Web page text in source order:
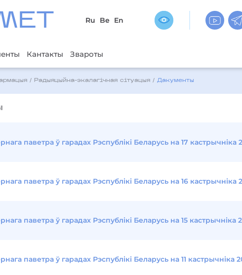
Ru Be En
Кантакты Звароты
/ Радыяцыйна-экалагічная сітуацыя /Дакументы
паветра ў гарадах Рэспублікі Беларусь на 17 кастрычніка
паветра ў гарадах Рэспублікі Беларусь на 16 кастрычніка
паветра ў гарадах Рэспублікі Беларусь на 15 кастрычніка
паветра ў гарадах Рэспублікі Беларусь на 11 кастрычніка